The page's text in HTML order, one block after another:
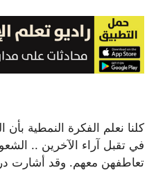
كلنا نعلم الفكرة النمطية
في تقبل آراء الآخرين ..
تعاطفهن معهم. وقد أشارت